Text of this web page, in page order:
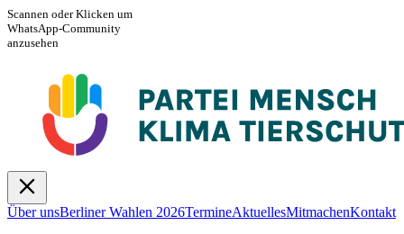
Scannen oder Klicken um
WhatsApp-Community
anzusehen
Über unsBerliner Wahlen 2026TermineAktuellesMitmachenKontakt